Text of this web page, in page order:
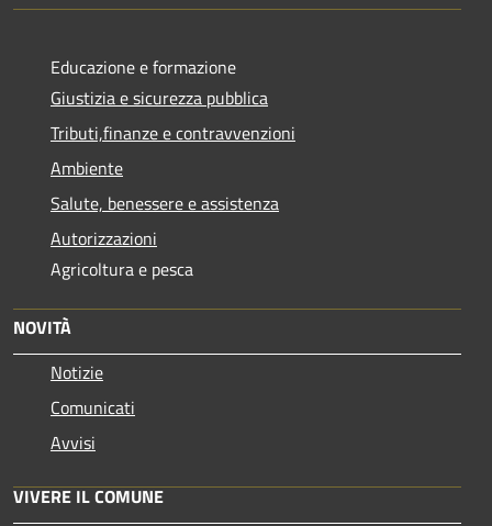
Educazione e formazione
Giustizia e sicurezza pubblica
Tributi,finanze e contravvenzioni
Ambiente
Salute, benessere e assistenza
Autorizzazioni
Agricoltura e pesca
NOVITÀ
Notizie
Comunicati
Avvisi
VIVERE IL COMUNE